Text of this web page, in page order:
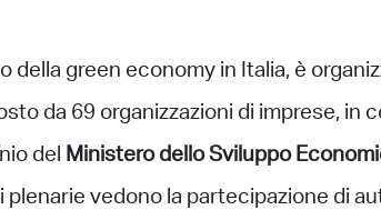
della green economy in Italia, è
da 69 organizzazioni di imprese, in
del Ministero dello Sviluppo
plenarie vedono la partecipazione di